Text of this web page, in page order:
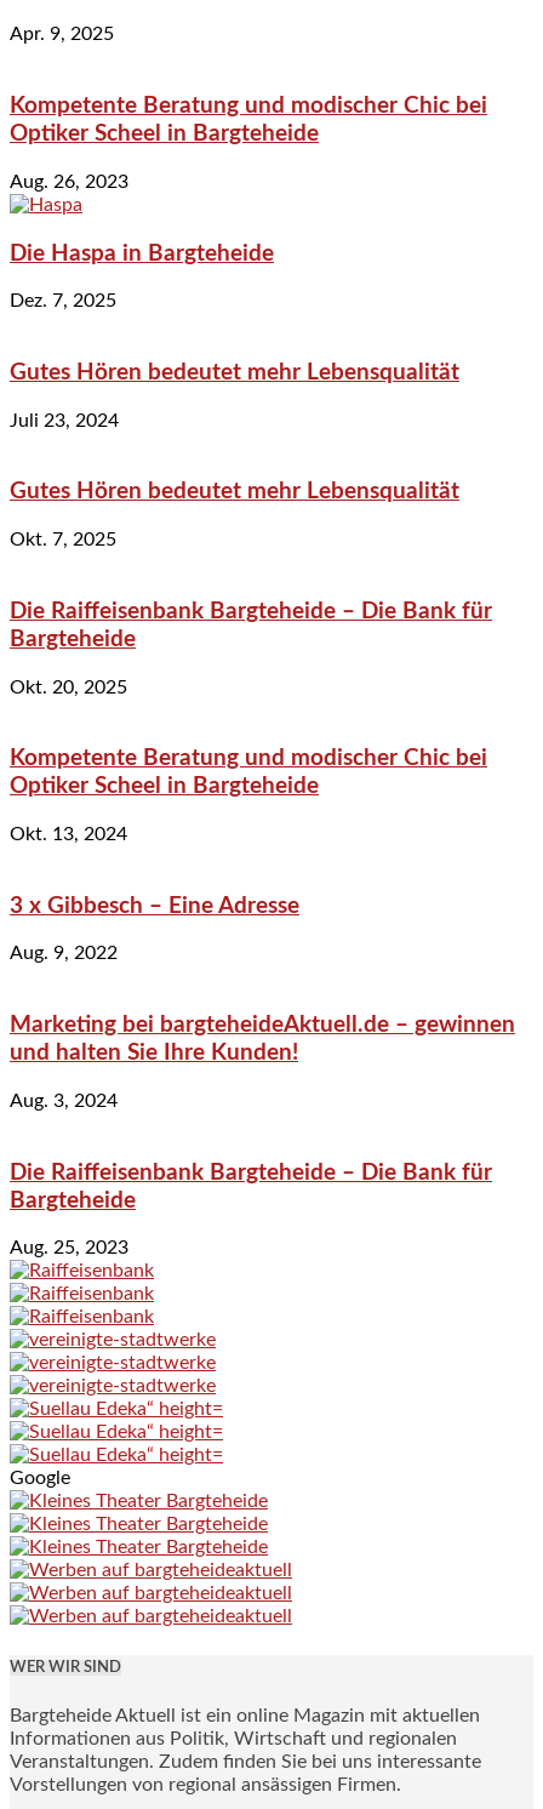
Apr. 9, 2025
Kompetente Beratung und modischer Chic bei
Optiker Scheel in Bargteheide
Aug. 26, 2023
Die Haspa in Bargteheide
Dez. 7, 2025
Gutes Hören bedeutet mehr Lebensqualität
Juli 23, 2024
Gutes Hören bedeutet mehr Lebensqualität
Okt. 7, 2025
Die Raiffeisenbank Bargteheide – Die Bank für
Bargteheide
Okt. 20, 2025
Kompetente Beratung und modischer Chic bei
Optiker Scheel in Bargteheide
Okt. 13, 2024
3 x Gibbesch – Eine Adresse
Aug. 9, 2022
Marketing bei bargteheideAktuell.de – gewinnen
und halten Sie Ihre Kunden!
Aug. 3, 2024
Die Raiffeisenbank Bargteheide – Die Bank für
Bargteheide
Aug. 25, 2023
Google
WER WIR SIND
Bargteheide Aktuell ist ein online Magazin mit aktuellen
Informationen aus Politik, Wirtschaft und regionalen
Veranstaltungen. Zudem finden Sie bei uns interessante
Vorstellungen von regional ansässigen Firmen.